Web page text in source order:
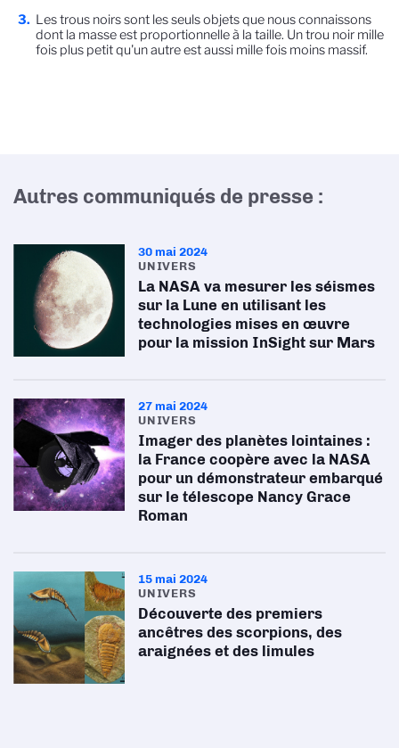
Les trous noirs sont les seuls objets que nous connaissons
dont la masse est proportionnelle à la taille. Un trou noir mille
fois plus petit qu'un autre est aussi mille fois moins massif.
Autres communiqués de presse :
30 mai 2024
UNIVERS
La NASA va mesurer les séismes
sur la Lune en utilisant les
technologies mises en œuvre
pour la mission InSight sur Mars
27 mai 2024
UNIVERS
Imager des planètes lointaines :
la France coopère avec la NASA
pour un démonstrateur embarqué
sur le télescope Nancy Grace
Roman
15 mai 2024
UNIVERS
Découverte des premiers
ancêtres des scorpions, des
araignées et des limules